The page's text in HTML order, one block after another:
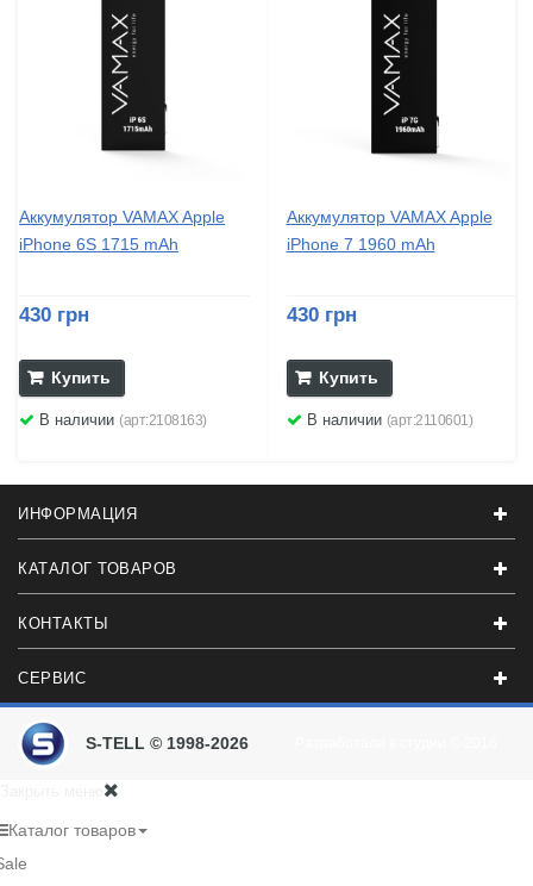
Аккумулятор VAMAX Apple
iPhone 6S 1715 mAh
430 грн
Купить
В наличии (арт:2108163)
Аккумулятор VAMAX Apple
iPhone 7 1960 mAh
430 грн
Купить
В наличии (арт:2110601)
ИНФОРМАЦИЯ
КАТАЛОГ ТОВАРОВ
КОНТАКТЫ
СЕРВИС
S-TELL © 1998-2026
Каталог товаров